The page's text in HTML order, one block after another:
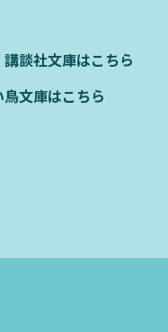
講談社文庫はこちら
鳥文庫はこちら